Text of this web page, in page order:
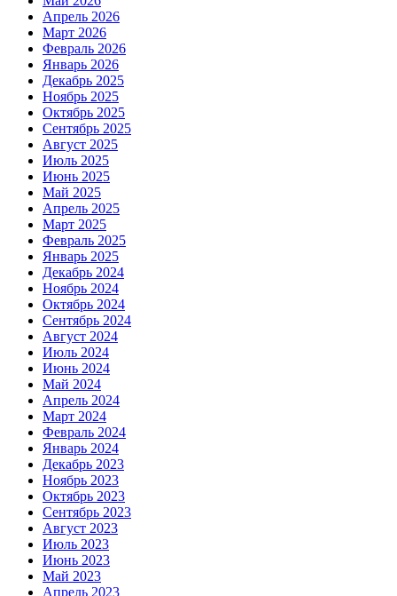
Апрель 2026
Март 2026
Февраль 2026
Январь 2026
Декабрь 2025
Ноябрь 2025
Октябрь 2025
Сентябрь 2025
Август 2025
Июль 2025
Июнь 2025
Май 2025
Апрель 2025
Март 2025
Февраль 2025
Январь 2025
Декабрь 2024
Ноябрь 2024
Октябрь 2024
Сентябрь 2024
Август 2024
Июль 2024
Июнь 2024
Май 2024
Апрель 2024
Март 2024
Февраль 2024
Январь 2024
Декабрь 2023
Ноябрь 2023
Октябрь 2023
Сентябрь 2023
Август 2023
Июль 2023
Июнь 2023
Май 2023
Апрель 2023